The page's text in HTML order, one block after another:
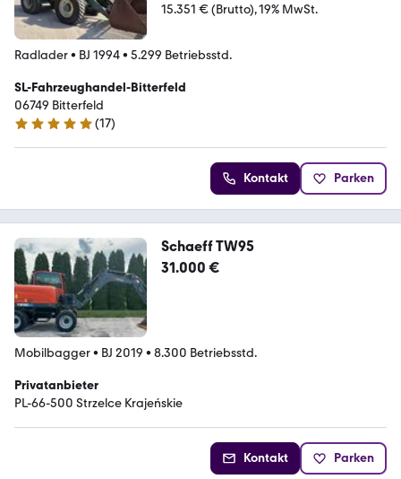
15.351 € (Brutto) 19% MwSt.
Radlader• BJ 1994• 5.299 Betriebsstd.
SL-Fahrzeughandel-Bitterfeld
06749 Bitterfeld
5 Sterne
(17)
Kontakt Parken
Schaeff TW95
31.000 €
Mobilbagger• BJ 2019 • 8.300 Betriebsstd.
Privatanbieter
PL-66-500 Strzelce Krajeńskie
Kontakt Parken